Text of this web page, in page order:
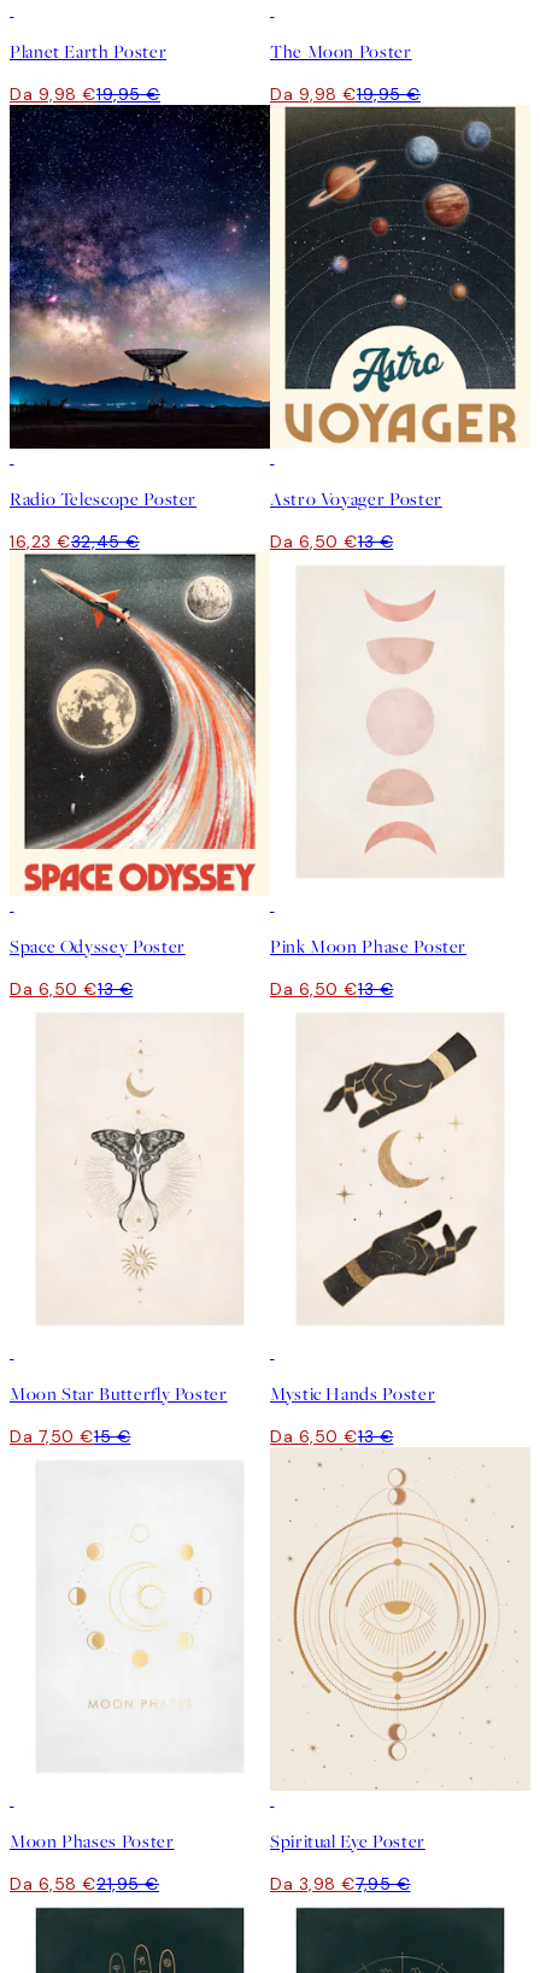
Planet Earth Poster
Da 9,98 €19,95 €
The Moon Poster
Da 9,98 €19,95 €
Radio Telescope Poster
16,23 €32,45 €
Astro Voyager Poster
Da 6,50 €13 €
Space Odyssey Poster
Da 6,50 €13 €
Pink Moon Phase Poster
Da 6,50 €13 €
Moon Star Butterfly Poster
Da 7,50 €15 €
Mystic Hands Poster
Da 6,50 €13 €
Moon Phases Poster
Da 6,58 €21,95 €
Spiritual Eye Poster
Da 3,98 €7,95 €